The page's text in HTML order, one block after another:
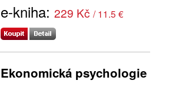
e-kniha: 229 Kč / 11.5 €
Ekonomická psychologie